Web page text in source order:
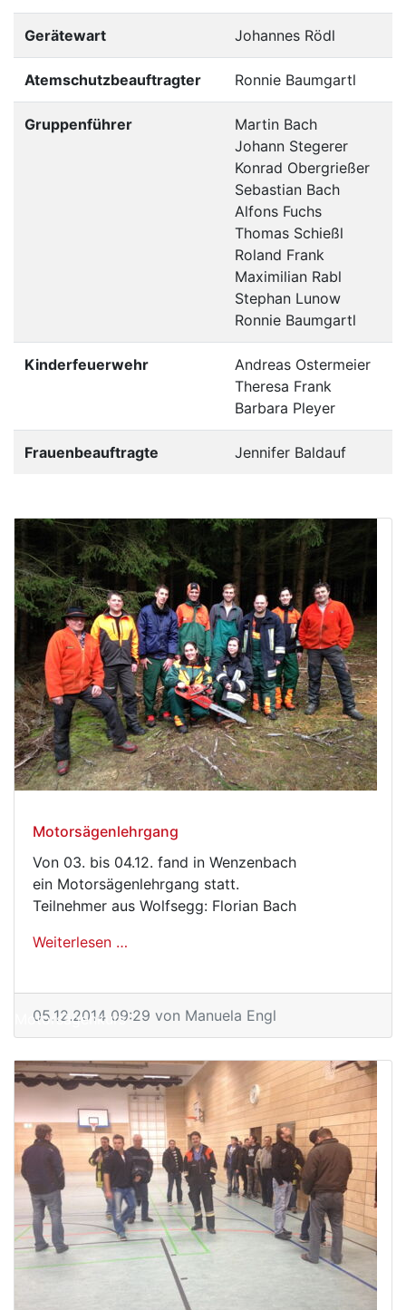
Gerätewart Johannes Rödl
Atemschutzbeauftragter Ronnie Baumgartl
Gruppenführer
Martin Bach
Johann Stegerer
Konrad Obergrießer
Sebastian Bach
Alfons Fuchs
Thomas Schießl
Roland Frank
Maximilian Rabl
Stephan Lunow
Ronnie Baumgartl
Kinderfeuerwehr
Andreas Ostermeier
Theresa Frank
Barbara Pleyer
Frauenbeauftragte Jennifer Baldauf
Motorsägenkurs
Motorsägenlehrgang
Von 03. bis 04.12. fand in Wenzenbach
ein Motorsägenlehrgang statt.
Teilnehmer aus Wolfsegg: Florian Bach
Weiterlesen …
05.12.2014 09:29 von Manuela Engl